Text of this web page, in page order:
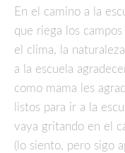
En el camino a la
que riega los
el clima, la
a la escuela
como mama les
listos para ir a la
vaya gritando en el
(lo siento, pero sigo